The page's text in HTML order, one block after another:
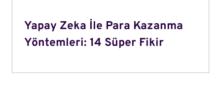
Yapay Zeka İle Para Kazanma
Yöntemleri: 14 Süper Fikir